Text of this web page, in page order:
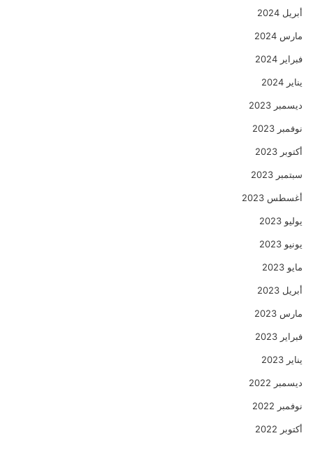
أبريل 2024
مارس 2024
فبراير 2024
يناير 2024
ديسمبر 2023
نوفمبر 2023
أكتوبر 2023
سبتمبر 2023
أغسطس 2023
يوليو 2023
يونيو 2023
مايو 2023
أبريل 2023
مارس 2023
فبراير 2023
يناير 2023
ديسمبر 2022
نوفمبر 2022
أكتوبر 2022